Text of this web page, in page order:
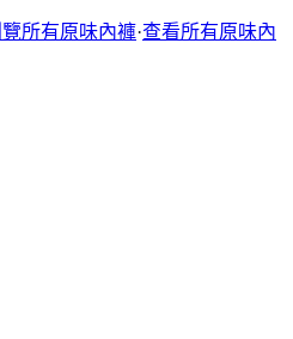
所有原味內褲·查看所有原味內